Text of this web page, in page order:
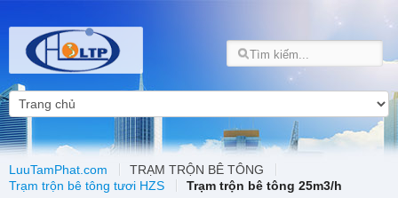
LuuTamPhat.com
TRẠM TRỘN BÊ TÔNG
Trạm trộn bê tông tươi HZS
Trạm trộn bê tông 25m3/h